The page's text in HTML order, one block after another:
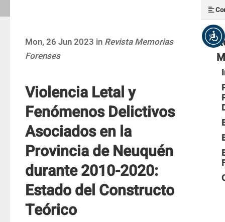
Mon, 26 Jun 2023 in Revista Memorias
Forenses
Violencia Letal y
Fenómenos Delictivos
Asociados en la
Provincia de Neuquén
durante 2010-2020:
Estado del Constructo
Teórico